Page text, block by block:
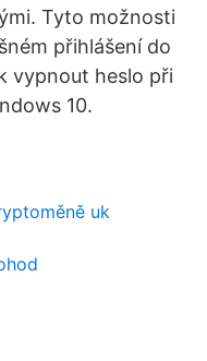
Tyto možnosti
přihlášení do
vypnout heslo při
10.
uk